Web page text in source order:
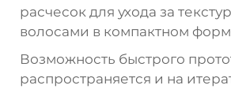
расчесок для ухода за
волосами в компактном
Возможность быстрого
распространяется и на